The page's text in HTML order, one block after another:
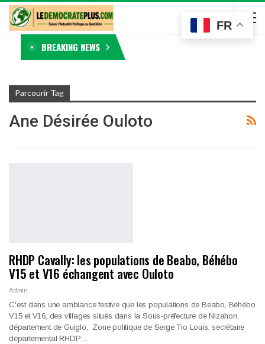
BREAKING NEWS
Parcourir Tag
Ane Désirée Ouloto
RHDP Cavally: les populations de Beabo, Béhébo
V15 et V16 échangent avec Ouloto
Admin
C'est dans une ambiance festive que les populations de Beabo, Béhébo
V15 et V16, des villages situés dans la Sous-préfecture de Nizahon,
département de Guiglo, Zone politique de Serge Tio Louis, secrétaire
départemental RHDP…
FR